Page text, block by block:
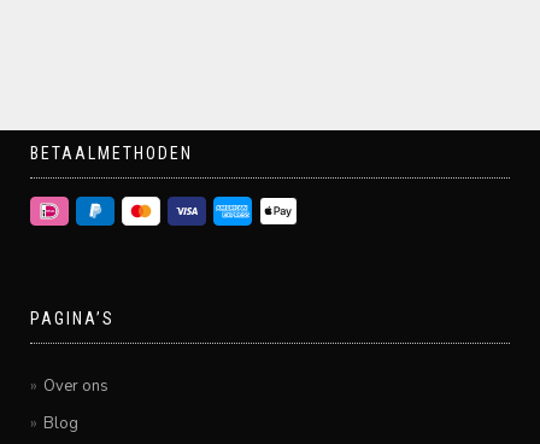
BETAALMETHODEN
PAGINA’S
Over ons
Blog